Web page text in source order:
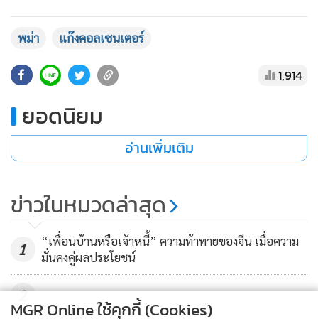
อาชญากรรม
• เกม
SMEs
• อินโดจีน
• Celeb Online
Factcheck
ญี่ปุ่น
• News1
• Gotomanager
พม่า แก๊งคอลเซนเตอร์
1,914
ยอดนิยม
อ่านเพิ่มเติม
ข่าวในหมวดล่าสุด
1
“เพื่อนบ้านหรือเจ้าหนี้” ความท้าทายของจีน เมื่อความ
มั่นคงคู่ผลประโยชน์
2
MGR Online ใช้คุกกี้ (Cookies)